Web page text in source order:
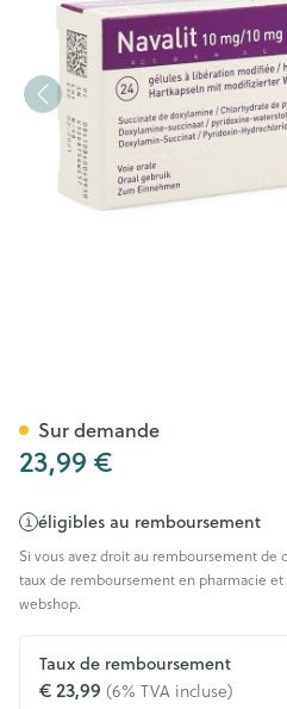
23,99 €
éligibles au remboursement
Si vous avez droit au remboursement de
taux de remboursement en pharmacie
webshop.
Taux de remboursement
€ 23,99 (6% TVA incluse)
Sur demande